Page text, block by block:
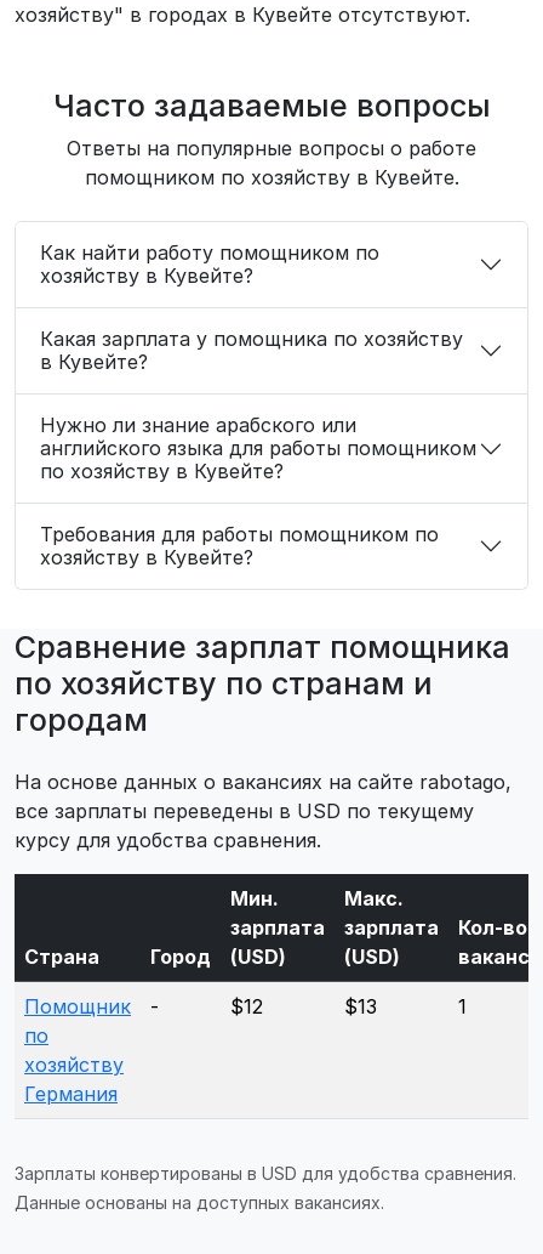
хозяйству" в городах в Кувейте отсутствуют.
Часто задаваемые вопросы
Ответы на популярные вопросы о работе
помощником по хозяйству в Кувейте.
Как найти работу помощником по
хозяйству в Кувейте?
Какая зарплата у помощника по хозяйству
в Кувейте?
Нужно ли знание арабского или
английского языка для работы помощником
по хозяйству в Кувейте?
Требования для работы помощником по
хозяйству в Кувейте?
Сравнение зарплат помощника
по хозяйству по странам и
городам
На основе данных о вакансиях на сайте rabotago,
все зарплаты переведены в USD по текущему
курсу для удобства сравнения.
Страна Город
Мин.
зарплата
(USD)
Макс.
зарплата
(USD)
Кол-во
Помощник
по
хозяйству
Германия
- $12 $13 1
Зарплаты конвертированы в USD для удобства сравнения.
Данные основаны на доступных вакансиях.